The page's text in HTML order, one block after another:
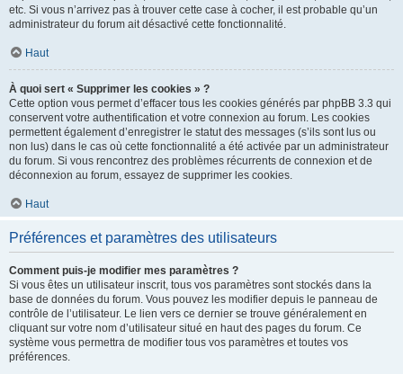
etc. Si vous n’arrivez pas à trouver cette case à cocher, il est probable qu’un
administrateur du forum ait désactivé cette fonctionnalité.
Haut
À quoi sert « Supprimer les cookies » ?
Cette option vous permet d’effacer tous les cookies générés par phpBB 3.3 qui
conservent votre authentification et votre connexion au forum. Les cookies
permettent également d’enregistrer le statut des messages (s’ils sont lus ou
non lus) dans le cas où cette fonctionnalité a été activée par un administrateur
du forum. Si vous rencontrez des problèmes récurrents de connexion et de
déconnexion au forum, essayez de supprimer les cookies.
Haut
Préférences et paramètres des utilisateurs
Comment puis-je modifier mes paramètres ?
Si vous êtes un utilisateur inscrit, tous vos paramètres sont stockés dans la
base de données du forum. Vous pouvez les modifier depuis le panneau de
contrôle de l’utilisateur. Le lien vers ce dernier se trouve généralement en
cliquant sur votre nom d’utilisateur situé en haut des pages du forum. Ce
système vous permettra de modifier tous vos paramètres et toutes vos
préférences.